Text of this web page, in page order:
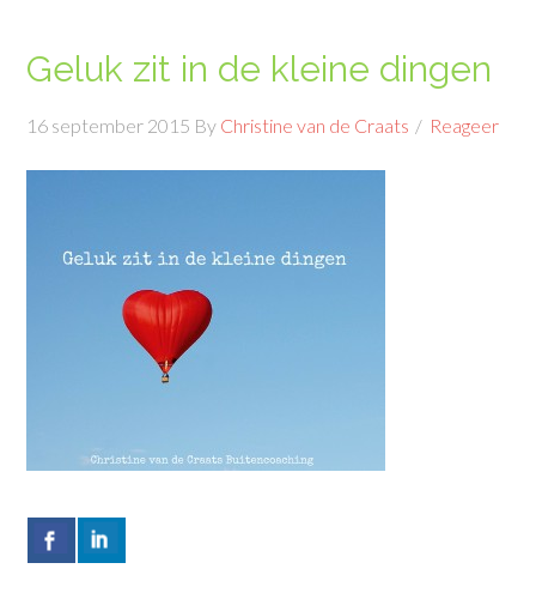
Geluk zit in de kleine dingen
16 september 2015 By Christine van de Craats Reageer